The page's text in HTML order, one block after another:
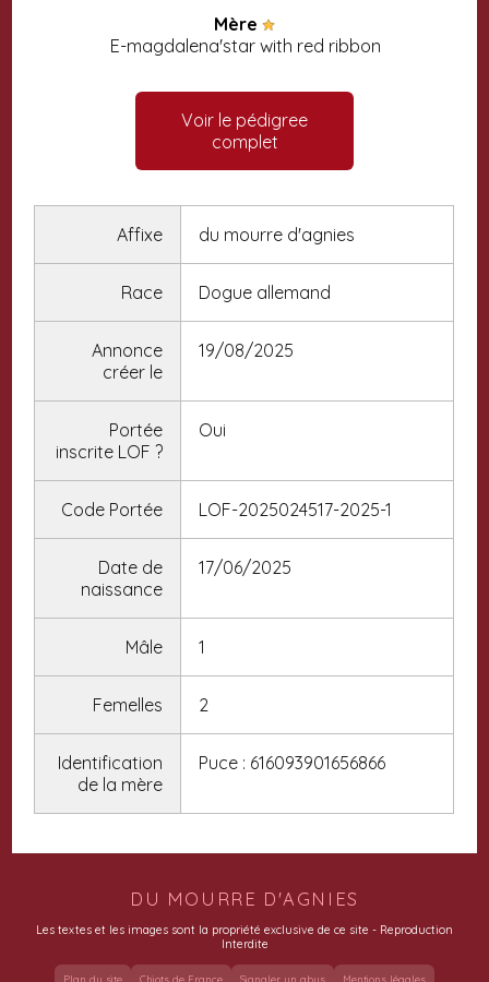
Mère
E-magdalena'star with red ribbon
Voir le pédigree
complet
Affixe du mourre d'agnies
Race Dogue allemand
Annonce
créer le
19/08/2025
Portée
inscrite LOF?
Oui
Code Portée LOF-2025024517-2025-1
Date de
naissance
17/06/2025
Mâle 1
Femelles 2
Identification
de la mère
Puce : 616093901656866
DU MOURRE D'AGNIES
Les textes et les images sont la propriété exclusive de ce site - Reproduction
Interdite
Plan du site Chiots de France Signaler un abus Mentions légales